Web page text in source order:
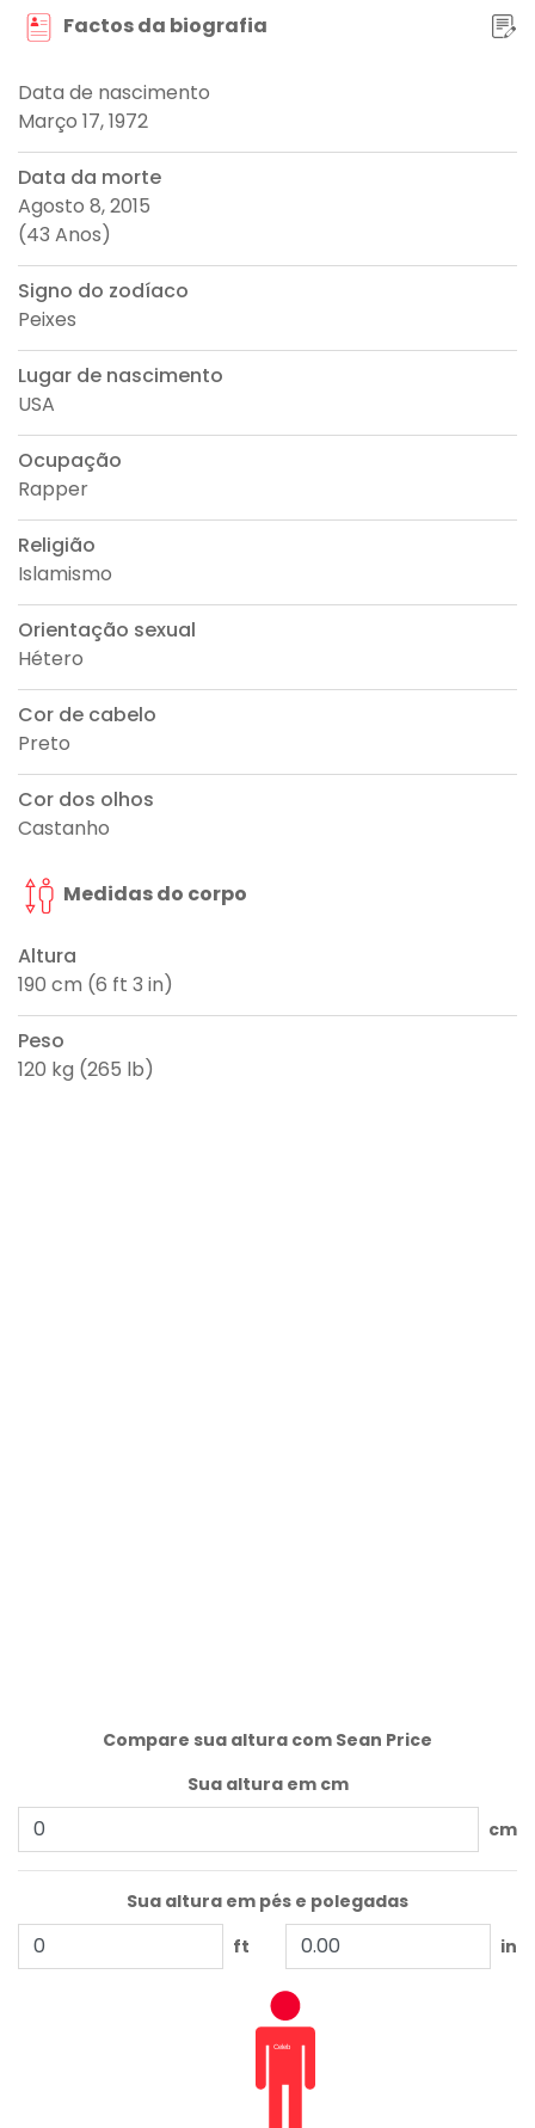
Factos da biografia
Data de nascimento
Março 17, 1972
Data da morte
Agosto 8, 2015
(43 Anos)
Signo do zodíaco
Peixes
Lugar de nascimento
USA
Ocupação
Rapper
Religião
Islamismo
Orientação sexual
Hétero
Cor de cabelo
Preto
Cor dos olhos
Castanho
Medidas do corpo
Altura
190 cm (6 ft 3 in)
Peso
120 kg (265 lb)
Compare sua altura com Sean Price
Sua altura em cm
cm
Sua altura em pés e polegadas
ft
in